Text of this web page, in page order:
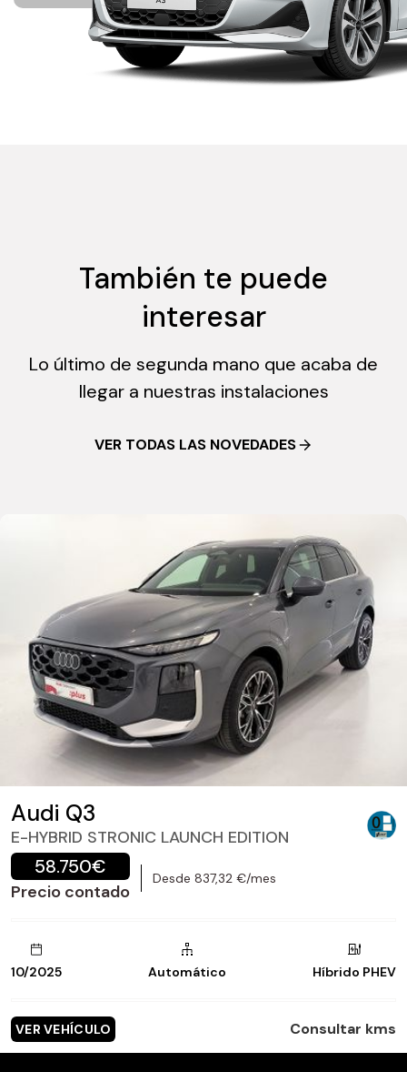
También te puede
interesar
Lo último de segunda mano que acaba de
llegar a nuestras instalaciones
VER TODAS LAS NOVEDADES
Audi Q3
E-HYBRID STRONIC LAUNCH EDITION
58.750€
Precio contado
Desde 837,32 €/mes
10/2025 Automático Híbrido PHEV
VER VEHÍCULO Consultar kms